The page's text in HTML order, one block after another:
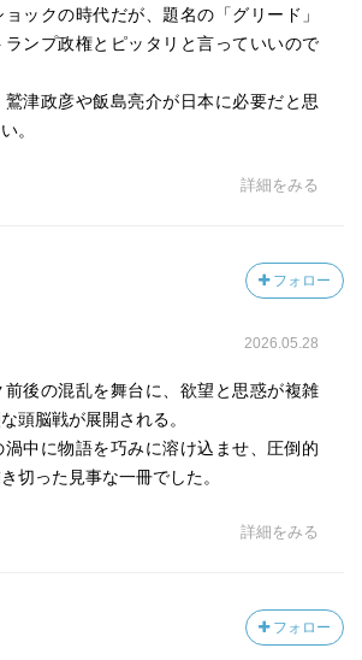
ックの時代だが、題名の「グリード」
ランプ政権とピッタリと言っていいので
津政彦や飯島亮介が日本に必要だと思
。
詳細をみる
フォロー
2026.05.28
前後の混乱を舞台に、欲望と思惑が複雑
頭脳戦が展開される。
中に物語を巧みに溶け込ませ、圧倒的
切った見事な一冊でした。
詳細をみる
フォロー